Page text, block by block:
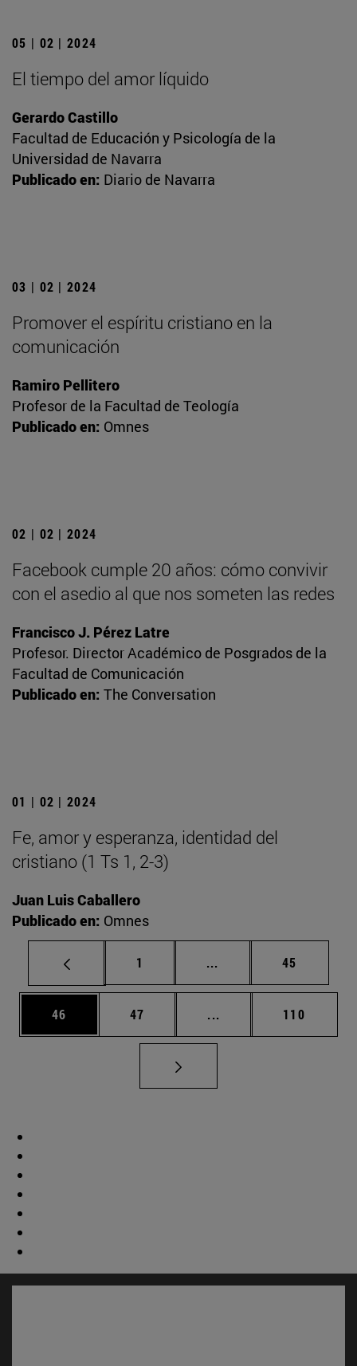
05 | 02 | 2024
El tiempo del amor líquido
Gerardo Castillo
Facultad de Educación y Psicología de la
Universidad de Navarra
Publicado en: Diario de Navarra
03 | 02 | 2024
Promover el espíritu cristiano en la
comunicación
Ramiro Pellitero
Profesor de la Facultad de Teología
Publicado en: Omnes
02 | 02 | 2024
Facebook cumple 20 años: cómo convivir
con el asedio al que nos someten las redes
Francisco J. Pérez Latre
Profesor. Director Académico de Posgrados de la
Facultad de Comunicación
Publicado en: The Conversation
01 | 02 | 2024
Fe, amor y esperanza, identidad del
cristiano (1 Ts 1, 2-3)
Juan Luis Caballero
Publicado en: Omnes
Página
1 ... Páginas intermedias
Página
45
Página
46 Página
47 ... Páginas intermedias
Página
110